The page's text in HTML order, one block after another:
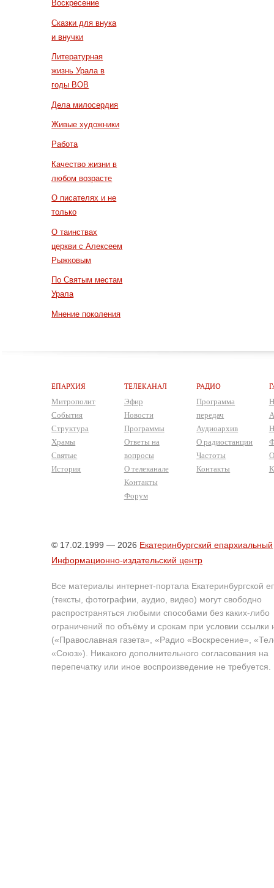
Воскресение
Сказки для внука
и внучки
Литературная
жизнь Урала в
годы ВОВ
Дела милосердия
Живые художники
Работа
Качество жизни в
любом возрасте
О писателях и не
только
О таинствах
церкви с Алексеем
Рыжковым
По Святым местам
Урала
Мнение поколения
ЕПАРХИЯ
Митрополит
События
Структура
Храмы
Святые
История
ТЕЛЕКАНАЛ
Эфир
Новости
Программы
Ответы на
вопросы
О телеканале
Контакты
Форум
РАДИО
Программа
передач
Аудиоархив
О радиостанции
Частоты
Контакты
© 17.02.1999 — 2026 Екатеринбургский епархиальный
Информационно-издательский центр
Все материалы интернет-портала Екатеринбургской
(тексты, фотографии, аудио, видео) могут свободно
распространяться любыми способами без каких-либо
ограничений по объёму и срокам при условии ссылки
(«Православная газета», «Радио «Воскресение»,
«Союз»). Никакого дополнительного согласования на
перепечатку или иное воспроизведение не требуется.